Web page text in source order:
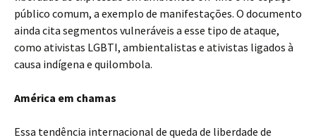
público comum, a exemplo de manifestações. O documento
ainda cita segmentos vulneráveis a esse tipo de ataque,
como ativistas LGBTI, ambientalistas e ativistas ligados à
causa indígena e quilombola.
América em chamas
Essa tendência internacional de queda de liberdade de